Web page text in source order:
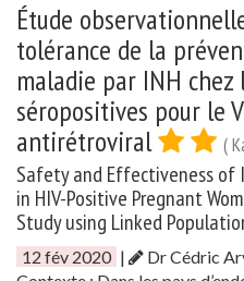
Étude
tolérance de la
maladie par INH chez
séropositives pour le
antirétroviral
(
Safety and Effectiveness of
in HIV-Positive Pregnant
Study using Linked
12 fév 2020 |
Dr Cédric